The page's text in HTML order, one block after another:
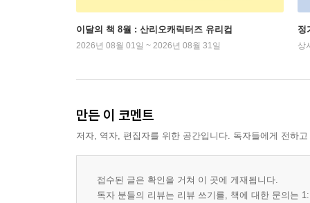
이달의 책 8월 : 산리오캐릭터즈 유리컵
2026년 08월 01일 ~ 2026년 08월 31일
정
상
만든 이 코멘트
저자, 역자, 편집자를 위한 공간입니다. 독자들에게 전하
접수된 글은 확인을 거쳐 이 곳에 게재됩니다.
독자 분들의 리뷰는 리뷰 쓰기를, 책에 대한 문의는